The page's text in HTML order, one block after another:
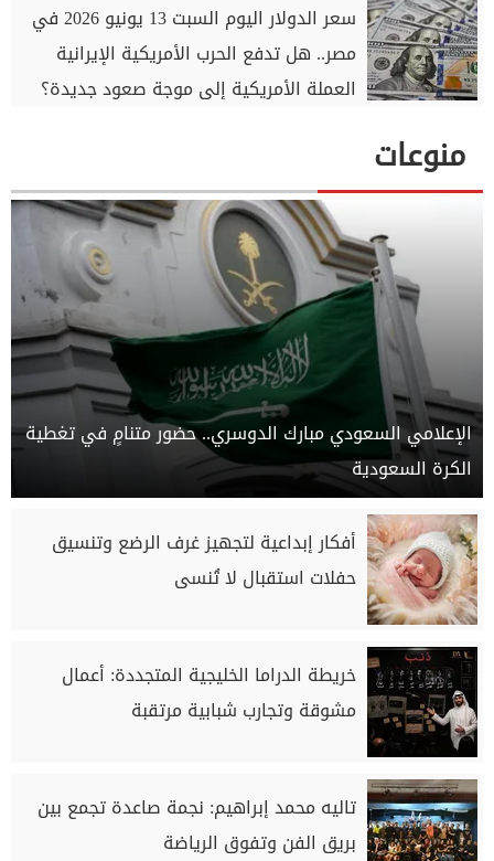
سعر الدولار اليوم السبت 13 يونيو 2026 في
مصر.. هل تدفع الحرب الأمريكية الإيرانية
العملة الأمريكية إلى موجة صعود جديدة؟
منوعات
الإعلامي السعودي مبارك الدوسري.. حضور متنامٍ في تغطية
الكرة السعودية
أفكار إبداعية لتجهيز غرف الرضع وتنسيق
حفلات استقبال لا تُنسى
خريطة الدراما الخليجية المتجددة: أعمال
مشوقة وتجارب شبابية مرتقبة
تاليه محمد إبراهيم: نجمة صاعدة تجمع بين
بريق الفن وتفوق الرياضة